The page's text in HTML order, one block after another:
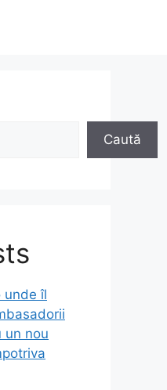
Caută
unde îl
un nou